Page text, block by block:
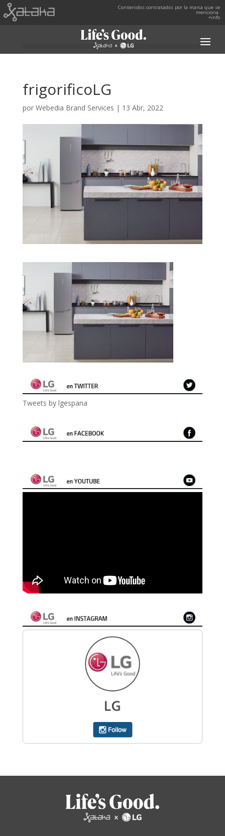
Contenidos contratados por la marca que se
menciona.
+info
frigorificoLG
por Webedia Brand Services | 13 Abr, 2022
Tweets by lgespana